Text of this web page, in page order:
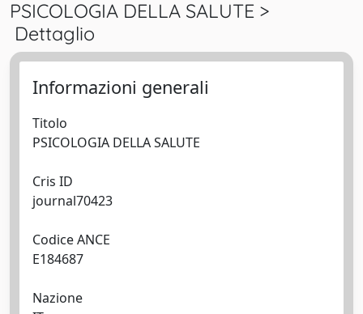
PSICOLOGIA DELLA SALUTE >
Dettaglio
Informazioni generali
Titolo
Cris ID
Codice ANCE
Nazione